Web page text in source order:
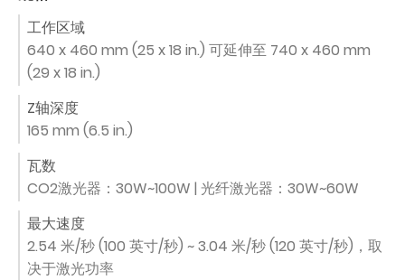
工作区域
640 x 460 mm (25 x 18 in.) 可延伸至 740 x 460 mm
(29 x 18 in.)
Z轴深度
165 mm (6.5 in.)
瓦数
CO2激光器：30W~100W | 光纤激光器：30W~60W
最大速度
2.54 米/秒 (100 英寸/秒) ~ 3.04 米/秒 (120 英寸/秒)，取
决于激光功率